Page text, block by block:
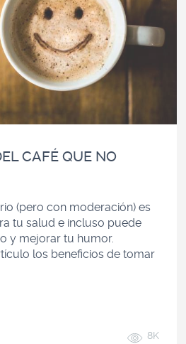
CAFÉ QUE NO
(pero con moderación) es
tu salud e incluso puede
y mejorar tu humor.
los beneficios de tomar
8K